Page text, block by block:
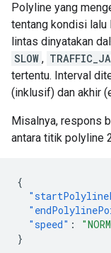
Polyline yang
tentang kondisi lalu
lintas dinyatakan
SLOW ,
tertentu. Interval
(inklusif) dan akhir
Misalnya, respons
antara titik polyline
{
"speed" :
}